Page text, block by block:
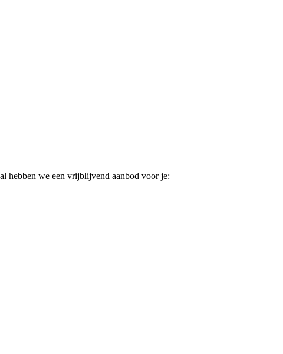
hebben we een vrijblijvend aanbod voor je: